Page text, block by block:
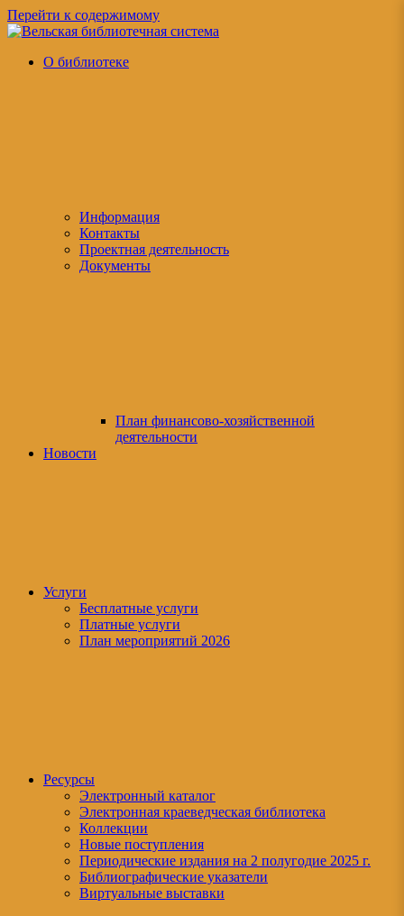
Перейти к содержимому
Вельская
официальный
О библиотеке
Информация
Контакты
Проектная деятельность
Документы
План финансово-хозяйственной
деятельности
Новости
Услуги
Бесплатные услуги
Платные услуги
План мероприятий 2026
Ресурсы
Электронный каталог
Электронная краеведческая библиотека
Коллекции
Новые поступления
Периодические издания на 2 полугодие 2025 г.
Библиографические указатели
Виртуальные выставки